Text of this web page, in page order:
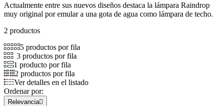
Actualmente entre sus nuevos diseños destaca la lámpara Raindrop
muy original por emular a una gota de agua como lámpara de techo.
2 productos
5 productos por fila
3 productos por fila
1 producto por fila
2 productos por fila
Ver detalles en el listado
Ordenar por:
Relevancia